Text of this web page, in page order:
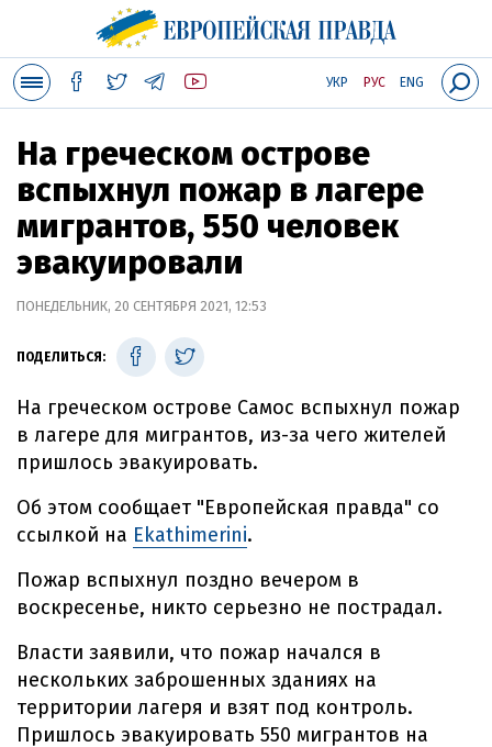
УКР РУС ENG
На греческом острове
вспыхнул пожар в лагере
мигрантов, 550 человек
эвакуировали
ПОНЕДЕЛЬНИК, 20 СЕНТЯБРЯ 2021, 12:53
ПОДЕЛИТЬСЯ:
На греческом острове Самос вспыхнул пожар
в лагере для мигрантов, из-за чего жителей
пришлось эвакуировать.
Об этом сообщает "Европейская правда" со
ссылкой на Ekathimerini.
Пожар вспыхнул поздно вечером в
воскресенье, никто серьезно не пострадал.
Власти заявили, что пожар начался в
нескольких заброшенных зданиях на
территории лагеря и взят под контроль.
Пришлось эвакуировать 550 мигрантов на